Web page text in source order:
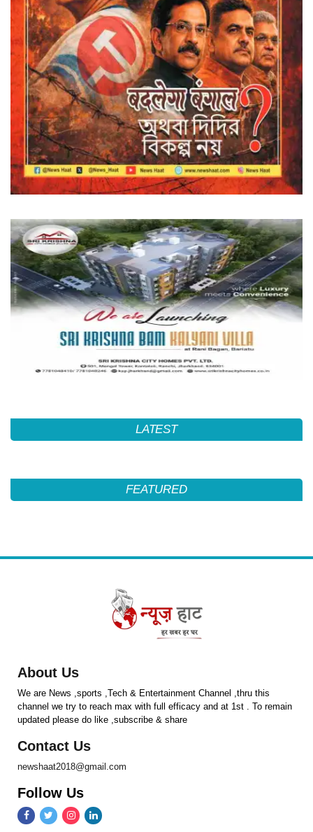
LATEST
FEATURED
About Us
We are News ,sports ,Tech & Entertainment Channel ,thru this
channel we try to reach max with full efficacy and at 1st . To remain
updated please do like ,subscribe & share
Contact Us
newshaat2018@gmail.com
Follow Us